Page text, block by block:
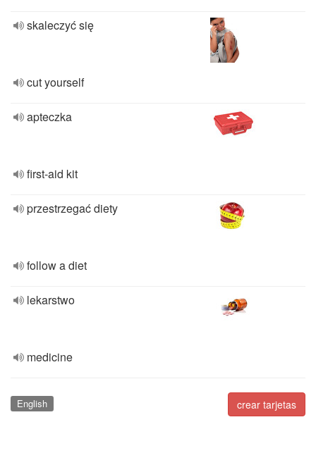
skaleczyć się
cut yourself
apteczka
first-aid kit
przestrzegać diety
follow a diet
lekarstwo
medicine
crear tarjetas
English